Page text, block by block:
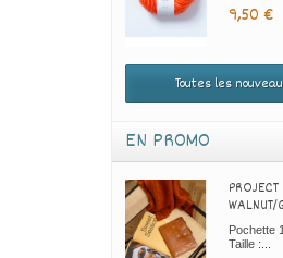
9,50 €
Toutes les
EN PROMO
WALNUT/
Pochette
Taille :...